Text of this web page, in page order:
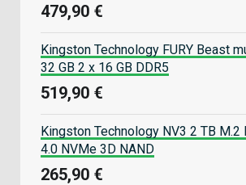
479,90 €
Kingston Technology FURY Beast
32 GB 2 x 16 GB DDR5
519,90 €
Kingston Technology NV3 2 TB M.2
4.0 NVMe 3D NAND
265,90 €